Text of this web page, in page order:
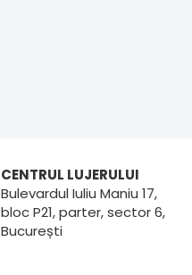
CENTRUL LUJERULUI
Bulevardul Iuliu Maniu 17,
bloc P21, parter, sector 6,
București